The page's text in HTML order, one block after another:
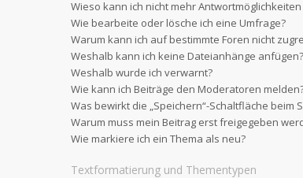
Wieso kann ich nicht mehr
Wie bearbeite oder lösche ich eine Umfrage?
Warum kann ich auf bestimmte Foren nicht
Weshalb kann ich keine Dateianhänge anfügen?
Weshalb wurde ich verwarnt?
Wie kann ich Beiträge den Moderatoren
Was bewirkt die „Speichern“-Schaltfläche beim
Warum muss mein Beitrag erst freigegeben
Wie markiere ich ein Thema als neu?
Textformatierung und Thementypen